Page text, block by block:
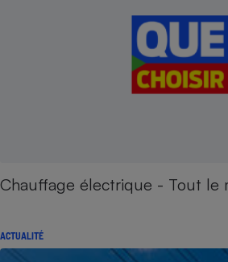
Chauffage électrique - Tout le
ACTUALITÉ